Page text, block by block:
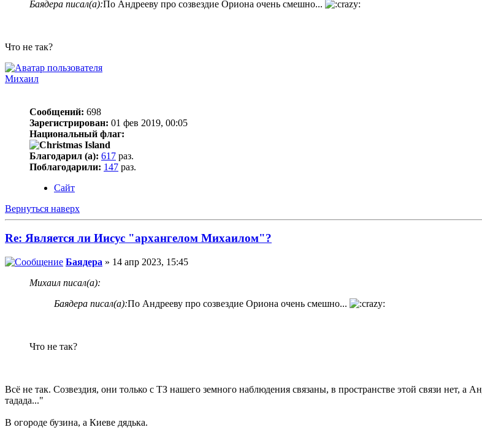
Баядера писал(а):По Андрееву про созвездие Ориона очень смешно...
Что не так?
Михаил
Сообщений: 698
Зарегистрирован: 01 фев 2019, 00:05
Национальный флаг:
Благодарил (а): 617 раз.
Поблагодарили: 147 раз.
Сайт
Вернуться наверх
Re: Является ли Иисус "архангелом Михаилом"?
Баядера » 14 апр 2023, 15:45
Михаил писал(а):
Баядера писал(а):По Андрееву про созвездие Ориона очень смешно...
Что не так?
Всё не так. Созвездия, они только с ТЗ нашего земного наблюдения связаны, в пространстве этой связи нет, а
тадада..."
В огороде бузина, а Киеве дядька.